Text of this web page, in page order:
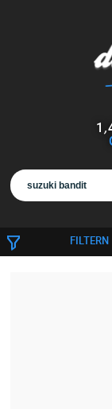
1 ,
FILTERN